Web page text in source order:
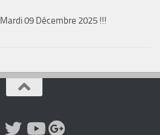
09 Décembre 2025 !!!